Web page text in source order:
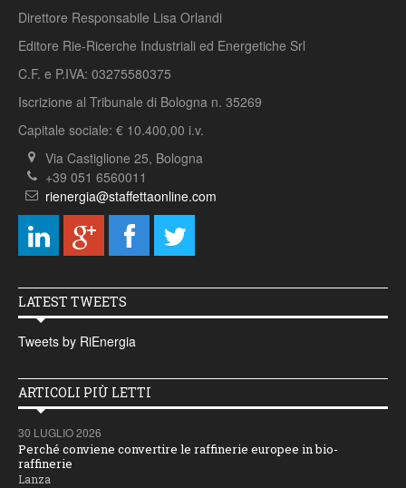
Direttore Responsabile Lisa Orlandi
Editore Rie-Ricerche Industriali ed Energetiche Srl
C.F. e P.IVA: 03275580375
Iscrizione al Tribunale di Bologna n. 35269
Capitale sociale: € 10.400,00 i.v.
Via Castiglione 25, Bologna
+39 051 6560011
rienergia@staffettaonline.com
LATEST TWEETS
Tweets by RiEnergia
ARTICOLI PIÙ LETTI
30 LUGLIO 2026
Perché conviene convertire le raffinerie europee in bio-
raffinerie
Lanza